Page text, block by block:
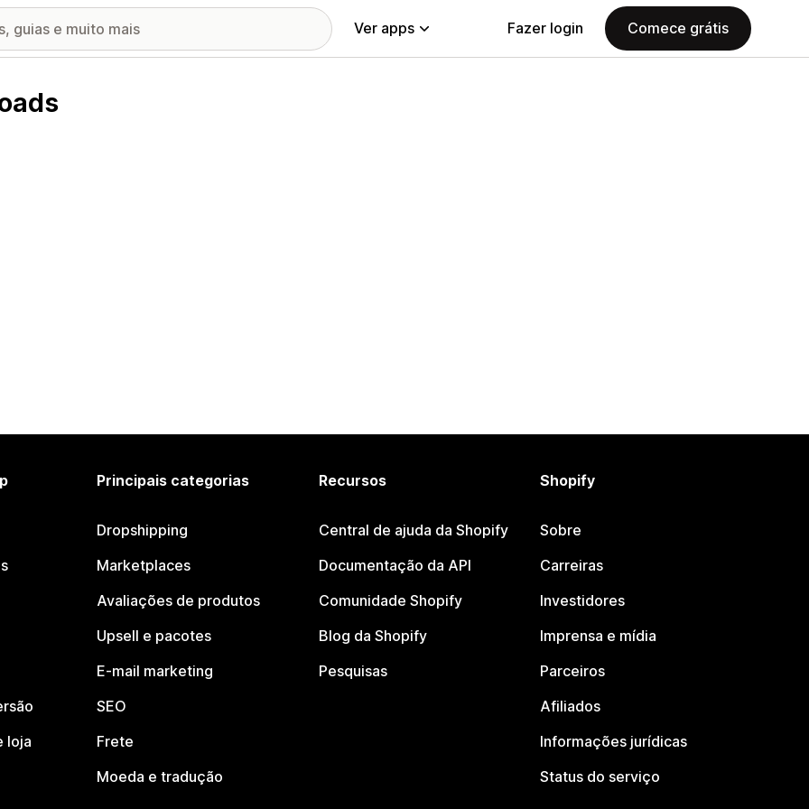
Ver apps Fazer login Comece grátis
loja
Principais categorias
Dropshipping
Marketplaces
Avaliações de produtos
Upsell e pacotes
E-mail marketing
SEO
Frete
Moeda e tradução
Recursos
Central de ajuda da Shopify
Documentação da API
Comunidade Shopify
Blog da Shopify
Pesquisas
Shopify
Sobre
Carreiras
Investidores
Imprensa e mídia
Parceiros
Afiliados
Informações jurídicas
Status do serviço